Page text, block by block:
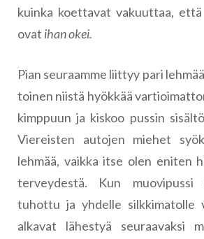
kuinka koettavat vakuuttaa,
ovat ihan okei.
Pian seuraamme liittyy pari
toinen niistä hyökkää
kimppuun ja kiskoo pussin
Viereisten autojen miehet
lehmää, vaikka itse olen eniten
terveydestä. Kun muovipussi
tuhottu ja yhdelle silkkimatolle
alkavat lähestyä seuraavaksi